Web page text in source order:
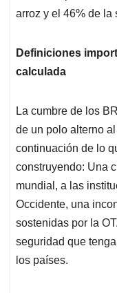
arroz y el 46% de la
Definiciones
calculada
La cumbre de los
de un polo alterno
continuación de lo
construyendo: Una
mundial, a las
Occidente, una
sostenidas por la
seguridad que
los países.